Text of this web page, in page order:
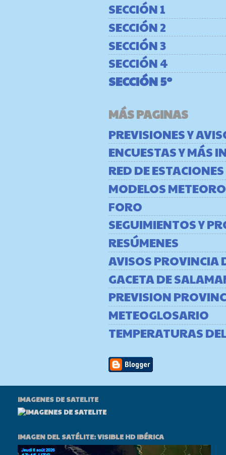
SECCIÓN 1
SECCIÓN 2
SECCIÓN 3
SECCIÓN 4
SECCIÓN 5º
MÁS PAGINAS
PREVISIONES Y
ENCUESTAS Y MÁS
RED DE ESTACIONES
MODELOS
FORO
SEGUIMIENTOS Y
RESÚMENES
AVISOS PROVINCIA
GACETA DE
PREVISION
METEOGLOSARIO
TEMPERATURAS
IMAGENES DE SATELITE
IMAGEN DEL SATÉLITE: VISIBLE HD IBÉRICA